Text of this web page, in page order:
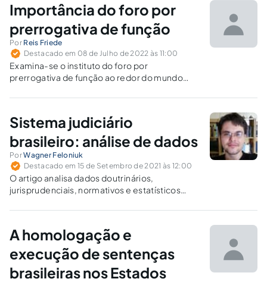
Importância do foro por
prerrogativa de função
Por Reis Friede
Destacado em 08 de Julho de 2022 às 11:00
Examina-se o instituto do foro por
prerrogativa de função ao redor do mundo
pertinência.
Sistema judiciário
brasileiro: análise de dados
PorWagner Feloniuk
Destacado em 15 de Setembro de 2021 às 12:00
O artigo analisa dados doutrinários,
jurisprudenciais, normativos e estatísticos
brasileiro até os dados mais recentes e como
A homologação e
execução de sentenças
brasileiras nos Estados